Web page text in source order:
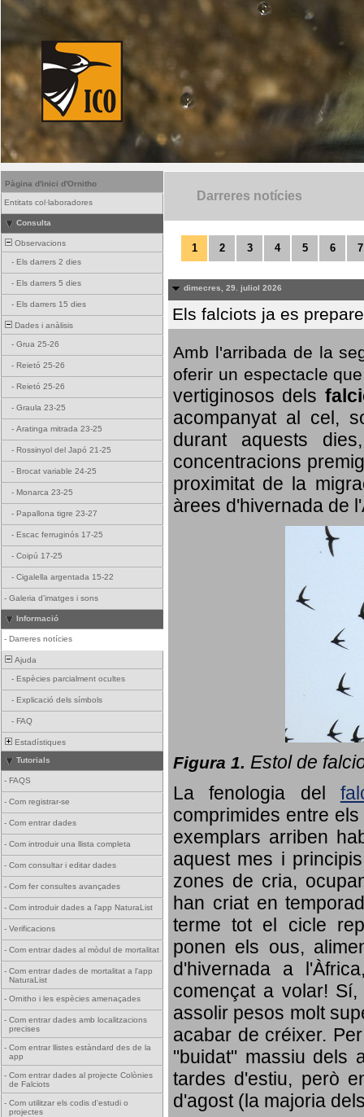
Pàgina d'inici d'Ornitho
Entitats col·laboradores
Consulta
Observacions
- Els darrers 2 dies
- Els darrers 5 dies
- Els darrers 15 dies
Dades i anàlisis
- Grua 25-26
- Reietó 25-26
- Reietó 25-26
- Graula 23-25
- Aratinga mitrada 23-25
- Rossinyol del Japó 21-25
- Brocat variable 24-25
- Monarca 23-25
- Papallona tigre 23-27
- Escac ferruginós 17-25
- Coipú 17-25
- Cigalella argentada 15-22
- Galeria d'imatges i sons
Informació
- Darreres notícies
Ajuda
- Espècies parcialment ocultes
- Explicació dels símbols
- FAQ
Estadístiques
Tutorials
- FAQS
- Com registrar-se
- Com entrar dades
- Com introduir una llista completa
- Com consultar i editar dades
- Com fer consultes avançades
- Com introduir dades a l'app NaturaList
- Verificacions
- Com entrar dades al mòdul de mortalitat
- Com entrar dades de mortalitat a l'app
NaturaList
- Ornitho i les espècies amenaçades
- Com entrar dades amb localitzacions
precises
- Com entrar llistes estàndard des de la
app
- Com entrar dades al projecte Colònies
de Falciots
- Com utilitzar els codis d'estudi o
projectes
Darreres notícies
1 2 3 4 5 6 7
dimecres, 29. juliol 2026
Els falciots ja es
Amb l'arribada de la
oferir un espectacle
vertiginosos dels
acompanyat al cel,
durant aquests
concentracions
proximitat de la
àrees d'hivernada de
Figura 1. Estol de
La fenologia del
comprimides entre
exemplars arriben
aquest mes i
zones de cria,
han criat en
terme tot el cicle
ponen els ous,
d'hivernada a
començat a volar!
assolir pesos molt
acabar de créixer.
"buidat" massiu dels
tardes d'estiu, però
d'agost (la majoria